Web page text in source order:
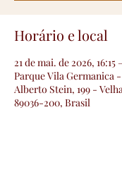
Horário e local
21 de mai. de 2026, 16:15
Parque Vila Germanica
Alberto Stein, 199 -
89036-200, Brasil